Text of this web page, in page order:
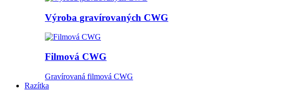
Výroba gravírovaných CWG
Filmová CWG
Gravírovaná filmová CWG
Razítka